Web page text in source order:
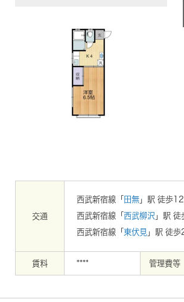
交通
西武新宿線「 田無 」駅 徒歩
西武新宿線「 西武柳沢 」駅
西武新宿線「 東伏見 」駅 徒
賃料 **** 管理費等